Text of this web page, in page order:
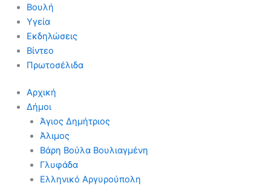
Βουλή
Υγεία
Εκδηλώσεις
Βίντεο
Πρωτοσέλιδα
Αρχική
Δήμοι
Άγιος Δημήτριος
Άλιμος
Βάρη Βούλα Βουλιαγμένη
Γλυφάδα
Ελληνικό Αργυρούπολη